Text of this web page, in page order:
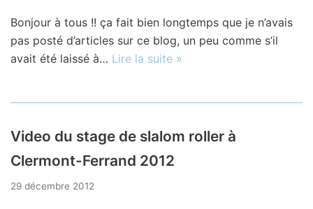
Bonjour à tous !! ça fait bien longtemps que je n’avais
pas posté d’articles sur ce blog, un peu comme s’il
avait été laissé à… Lire la suite »
Video du stage de slalom roller à
Clermont-Ferrand 2012
29 décembre 2012